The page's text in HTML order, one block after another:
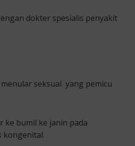
dokter spesialis penyakit
seksual yang pemicu
ke bumil ke janin pada
kongenital.